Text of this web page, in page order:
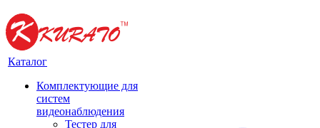
Каталог
Комплектующие для
систем
видеонаблюдения
Тестер для